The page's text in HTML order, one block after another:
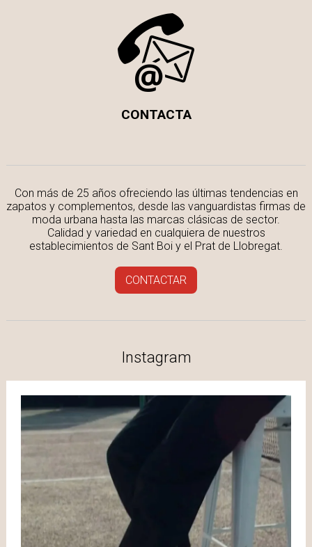
CONTACTA
Con más de 25 años ofreciendo las últimas tendencias en
zapatos y complementos, desde las vanguardistas firmas de
moda urbana hasta las marcas clásicas de sector.
Calidad y variedad en cualquiera de nuestros
establecimientos de Sant Boi y el Prat de Llobregat.
CONTACTAR
Instagram